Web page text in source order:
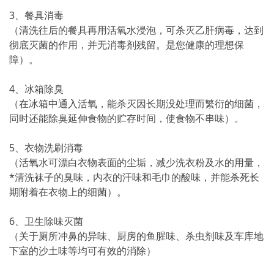
3、餐具消毒
（清洗往后的餐具再用活氧水浸泡，可杀灭乙肝病毒，达到
彻底灭菌的作用，并无消毒剂残留。是您健康的理想保
障）。
4、冰箱除臭
（在冰箱中通入活氧，能杀灭因长期没处理而繁衍的细菌，
同时还能除臭延伸食物的贮存时间，使食物不串味）。
5、衣物洗刷消毒
（活氧水可漂白衣物表面的尘垢，减少洗衣粉及水的用量，
*清洗袜子的臭味，内衣的汗味和毛巾的酸味，并能杀死长
期附着在衣物上的细菌）。
6、卫生除味灭菌
（关于厕所冲鼻的异味、厨房的鱼腥味、杀虫剂味及车库地
下室的沙土味等均可有效的消除）